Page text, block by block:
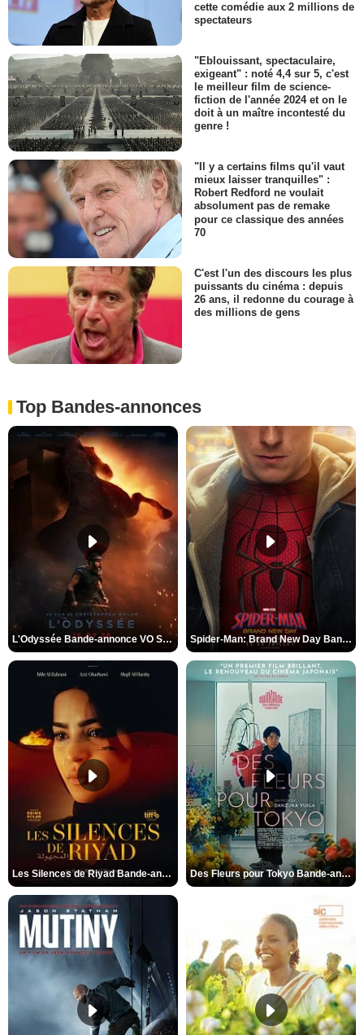
cette comédie aux 2 millions de
spectateurs
"Eblouissant, spectaculaire,
exigeant" : noté 4,4 sur 5, c'est
le meilleur film de science-
fiction de l'année 2024 et on le
doit à un maître incontesté du
genre !
"Il y a certains films qu'il vaut
mieux laisser tranquilles" :
Robert Redford ne voulait
absolument pas de remake
pour ce classique des années
70
C'est l'un des discours les plus
puissants du cinéma : depuis
26 ans, il redonne du courage à
des millions de gens
Top Bandes-annonces
L'Odyssée Bande-annonce VO STFR Spider-Man: Brand New Day Bande-annonce VO STFR
Les Silences de Riyad Bande-annonce VO STFR Des Fleurs pour Tokyo Bande-annonce VO STFR